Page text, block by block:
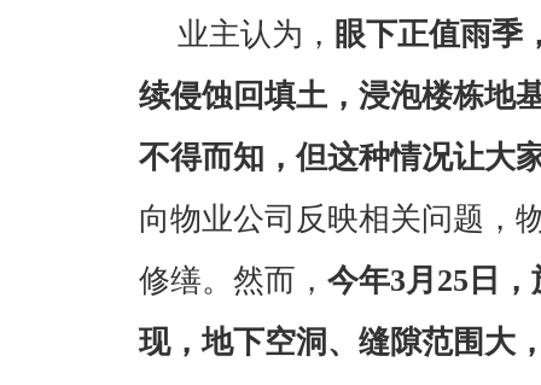
业主认为， 眼下正值雨季
续侵蚀回填土，浸泡楼栋地
不得而知，但这种情况让大
向物业公司反映相关问题，
修缮。然而， 今年3月25日
现，地下空洞、缝隙范围大